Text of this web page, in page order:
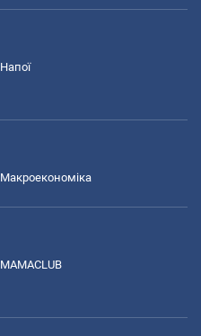
Напої
Макроекономіка
MAMACLUB